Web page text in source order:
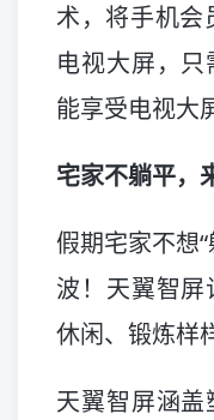
术，将手机会
电视大屏，
能享受电视大
宅家不躺平，
假期宅家不想
波！天翼智屏
休闲、锻炼样
天翼智屏涵